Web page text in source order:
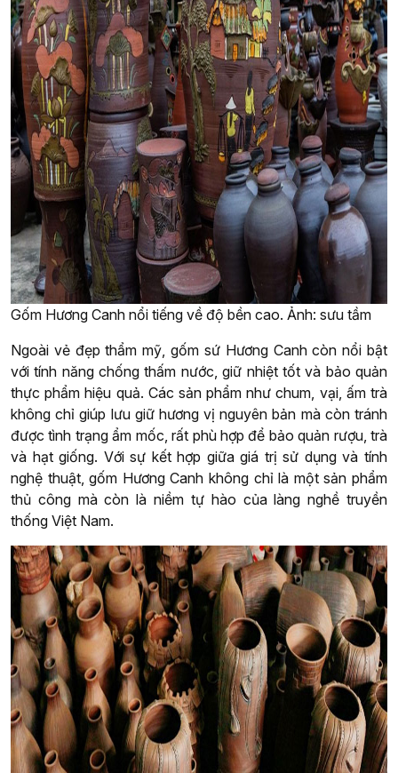
Gốm Hương Canh nổi tiếng về độ bền cao. Ảnh: sưu tầm
Ngoài vẻ đẹp thẩm mỹ, gốm sứ Hương Canh còn nổi bật
với tính năng chống thấm nước, giữ nhiệt tốt và bảo quản
thực phẩm hiệu quả. Các sản phẩm như chum, vại, ấm trà
không chỉ giúp lưu giữ hương vị nguyên bản mà còn tránh
được tình trạng ẩm mốc, rất phù hợp để bảo quản rượu, trà
và hạt giống. Với sự kết hợp giữa giá trị sử dụng và tính
nghệ thuật, gốm Hương Canh không chỉ là một sản phẩm
thủ công mà còn là niềm tự hào của làng nghề truyền
thống Việt Nam.